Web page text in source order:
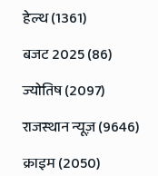
हेल्थ (1361)
बजट 2025 (86)
ज्योतिष (2097)
राजस्थान न्यूज़ (9646)
क्राइम (2050)